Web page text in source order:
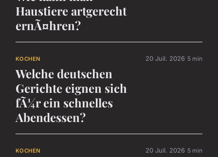
Haustiere artgerecht
ernÃ¤hren?
KOCHEN
Welche deutschen
Gerichte eignen sich
fÃ¼r ein schnelles
Abendessen?
20 Juil. 2026 5 min
KOCHEN 20 Juil. 2026 5 min